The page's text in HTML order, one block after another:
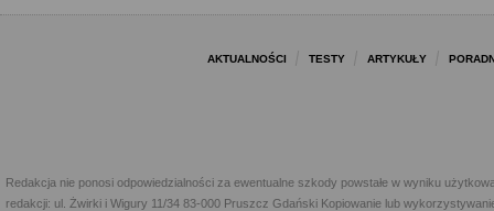
AKTUALNOŚCI TESTY ARTYKUŁY
Redakcja nie ponosi odpowiedzialności za ewentualne szkody powstałe w wyniku
redakcji: ul. Żwirki i Wigury 11/34 83-000 Pruszcz Gdański Kopiowanie lub